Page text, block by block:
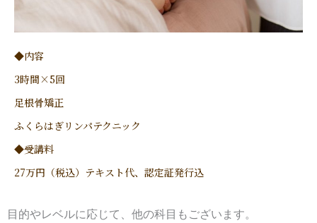
◆内容
3時間×5回
足根骨矯正
ふくらはぎリンパテクニック
◆受講料
27万円（税込）テキスト代、認定証発行込
目的やレベルに応じて、他の科目もございます。